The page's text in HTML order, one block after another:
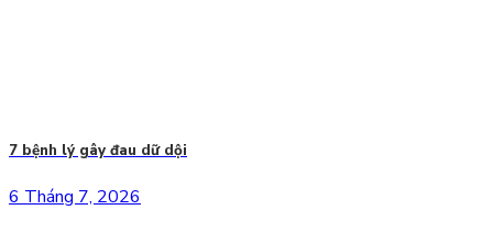
7 bệnh lý gây đau dữ dội
6 Tháng 7, 2026